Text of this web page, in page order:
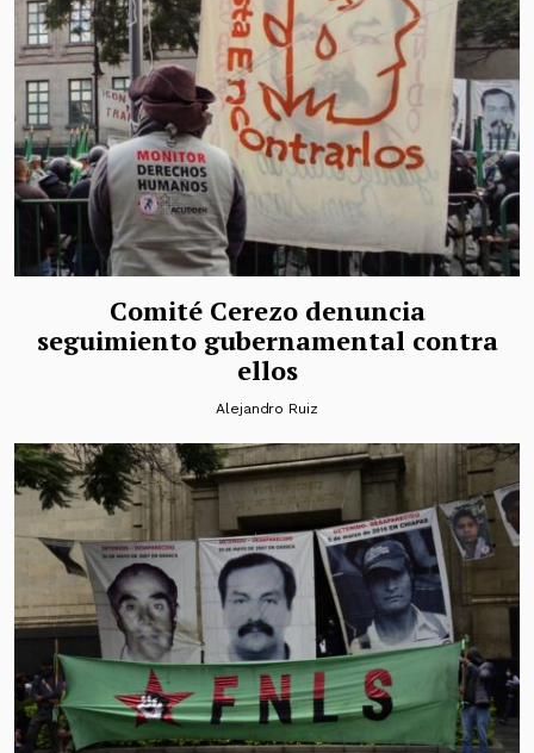
Comité Cerezo denuncia
seguimiento gubernamental contra
ellos
Alejandro Ruiz